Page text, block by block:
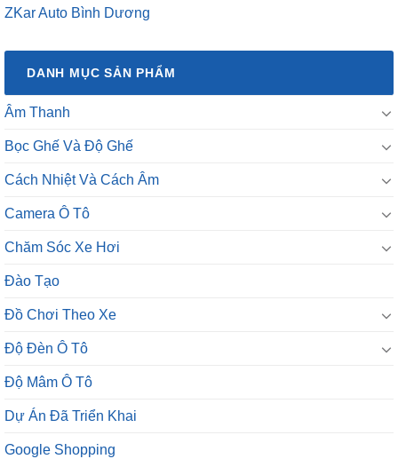
ZKar Auto Bình Dương
DANH MỤC SẢN PHẨM
Âm Thanh
Bọc Ghế Và Độ Ghế
Cách Nhiệt Và Cách Âm
Camera Ô Tô
Chăm Sóc Xe Hơi
Đào Tạo
Đồ Chơi Theo Xe
Độ Đèn Ô Tô
Độ Mâm Ô Tô
Dự Án Đã Triển Khai
Google Shopping